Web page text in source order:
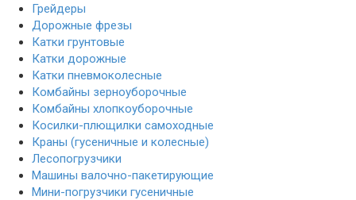
Грейдеры
Дорожные фрезы
Катки грунтовые
Катки дорожные
Катки пневмоколесные
Комбайны зерноуборочные
Комбайны хлопкоуборочные
Косилки-плющилки самоходные
Краны (гусеничные и колесные)
Лесопогрузчики
Машины валочно-пакетирующие
Мини-погрузчики гусеничные